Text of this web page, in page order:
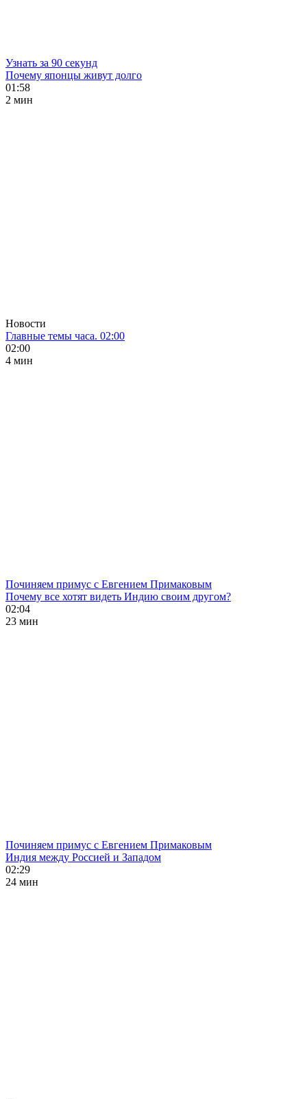
Узнать за 90 секунд
Почему японцы живут долго
01:58
2 мин
Новости
Главные темы часа. 02:00
02:00
4 мин
Починяем примус с Евгением Примаковым
Почему все хотят видеть Индию своим другом?
02:04
23 мин
Починяем примус с Евгением Примаковым
Индия между Россией и Западом
02:29
24 мин